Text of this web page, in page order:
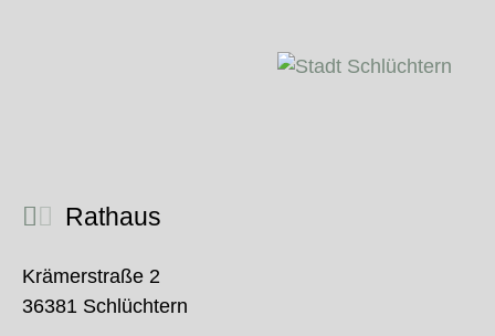
Rathaus
Krämerstraße 2
36381 Schlüchtern